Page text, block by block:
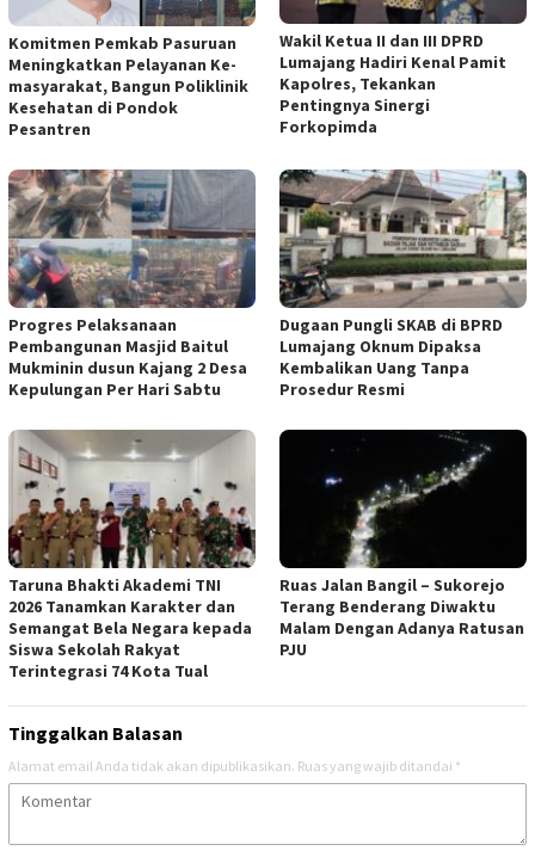
Komitmen Pemkab Pasuruan
Meningkatkan Pelayanan Ke-
masyarakat, Bangun Poliklinik
Kesehatan di Pondok
Pesantren
Wakil Ketua II dan III DPRD
Lumajang Hadiri Kenal Pamit
Kapolres, Tekankan
Pentingnya Sinergi
Forkopimda
Progres Pelaksanaan
Pembangunan Masjid Baitul
Mukminin dusun Kajang 2 Desa
Kepulungan Per Hari Sabtu
Dugaan Pungli SKAB di BPRD
Lumajang Oknum Dipaksa
Kembalikan Uang Tanpa
Prosedur Resmi
Taruna Bhakti Akademi TNI
2026 Tanamkan Karakter dan
Semangat Bela Negara kepada
Siswa Sekolah Rakyat
Terintegrasi 74 Kota Tual
Ruas Jalan Bangil – Sukorejo
Terang Benderang Diwaktu
Malam Dengan Adanya Ratusan
PJU
Tinggalkan Balasan
Alamat email Anda tidak akan dipublikasikan. Ruas yang wajib ditandai *